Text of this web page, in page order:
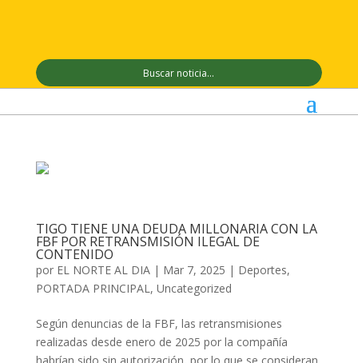
TIGO TIENE UNA DEUDA MILLONARIA CON LA
FBF POR RETRANSMISIÓN ILEGAL DE
CONTENIDO
por EL NORTE AL DIA| Mar 7, 2025 | Deportes,
PORTADA PRINCIPAL, Uncategorized
Según denuncias de la FBF, las retransmisiones
realizadas desde enero de 2025 por la compañía